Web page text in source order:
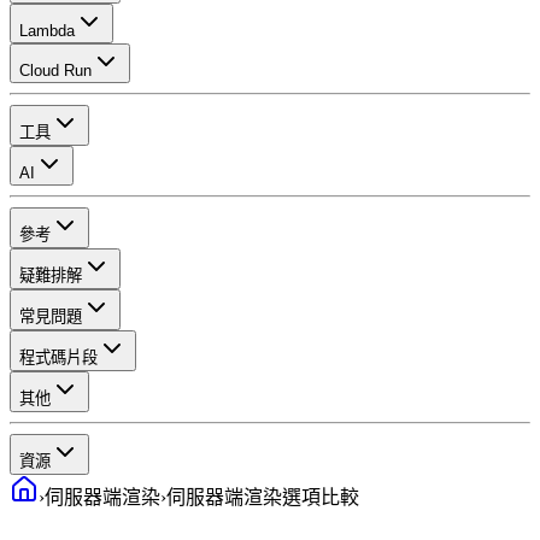
Lambda
Cloud Run
工具
AI
參考
疑難排解
常見問題
程式碼片段
其他
資源
›伺服器端渲染›伺服器端渲染選項比較